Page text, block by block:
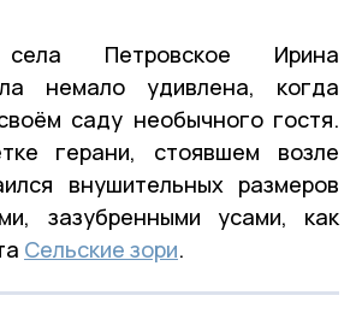
Петровское Ирина
немало удивлена, когда
саду необычного гостя.
герани, стоявшем возле
внушительных размеров
зазубренными усами, как
Сельские зори.